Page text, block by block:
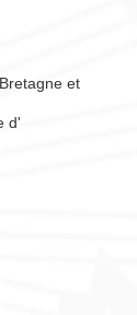
et
d'